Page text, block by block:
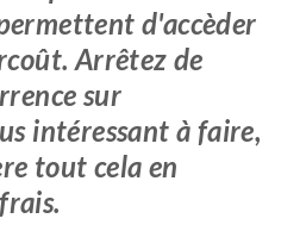
d'accèder
Arrêtez de
sur
intéressant à faire,
tout cela en